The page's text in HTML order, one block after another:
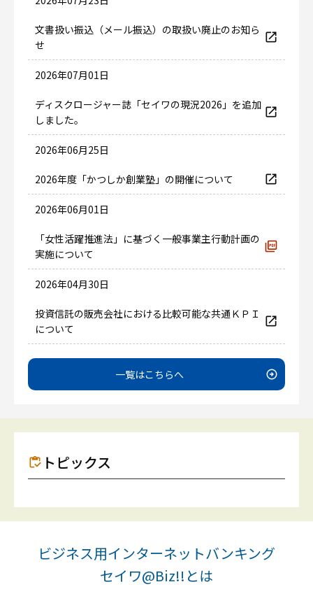
文書扱い振込（メール振込）の取扱い廃止のお知ら
せ
2026年07月01日
ディスクロージャー誌「セイワの現況2026」を追加
しました。
2026年06月25日
2026年度「かつしか創業塾」の開催について
2026年06月01日
「女性活躍推進法」に基づく一般事業主行動計画の
実施について
2026年04月30日
投資信託の販売会社における比較可能な共通ＫＰＩ
について
一覧はこちらへ
トピックス
ビジネス用インターネットバンキング
セイワ@Biz!!とは